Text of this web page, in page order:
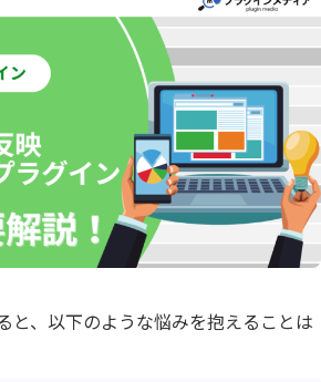
、以下のような悩みを抱えることは